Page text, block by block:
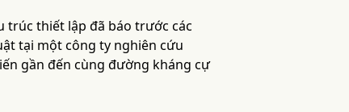
trúc thiết lập đã báo trước các
tại một công ty nghiên cứu
gần đến cùng đường kháng cự